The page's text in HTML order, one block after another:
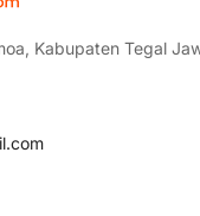
Kabupaten Tegal